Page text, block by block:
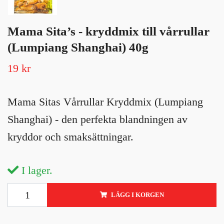
Mama Sita’s - kryddmix till vårrullar
(Lumpiang Shanghai) 40g
19 kr
Mama Sitas Vårrullar Kryddmix (Lumpiang
Shanghai) - den perfekta blandningen av
kryddor och smaksättningar.
I lager.
LÄGG I KORGEN